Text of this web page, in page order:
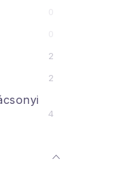
0
0
2
2
4